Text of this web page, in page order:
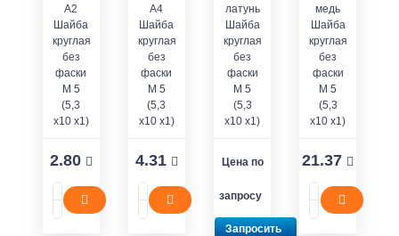
A2
Шайба
круглая
без
фаски
M 5
(5,3
x10 x1)
2.80
A4
Шайба
круглая
без
фаски
M 5
(5,3
x10 x1)
4.31
латунь
Шайба
круглая
без
фаски
M 5
(5,3
x10 x1)
Цена по
запросу
Запросить
медь
Шайба
круглая
без
фаски
M 5
(5,3
x10 x1)
21.37